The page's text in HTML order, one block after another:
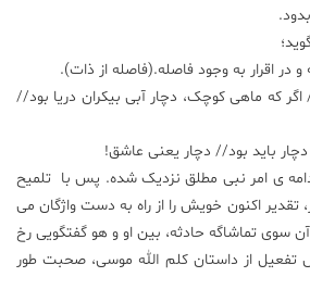
در اقرار به وجود فاصله.(فاصله از ذات).
که ماهی کوچک، دچار آبی بیکران دریا بود//
باید بود// دچار یعنی عاشق!
ی امر نبی مطلق نزدیک شده. پس با تلمیح
تقدیر اکنون خویش را از راه به دست واژگان می
آن سوی تماشاگه حادثه، بین او و هو گفتگویی رخ
تفعیل از داستان کلم الله موسی، صحبت طور